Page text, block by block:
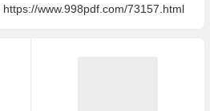
https://www.998pdf.com/73157.html